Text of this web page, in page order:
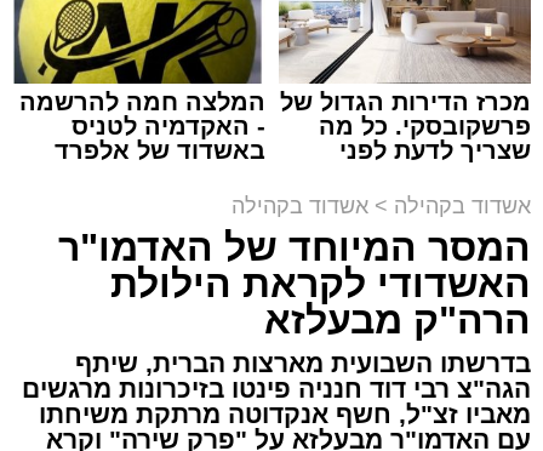
תגים:המרכז למורשת, "מהות"
ימים ספורים לתום בין הזמנים אב שהיה גדוש
בפעילויות שונות ומגוונות, במוצאי שבת הקרוב,
מלכה על ידי "המרכז למורשת" בראשות מ"מ ראש
העיר הרב אבי אמסלם בשיתוף הרשות העירונית
'מהות' בראשות חבר מועצת העיר הרב מני אזולאי.
האירוע הענק יתקיים כאמור ע"י 'המרכז למורשת'
ובשיתוף רשת ישיבות בין הזמנים 'חזון עובדיה'
מבית הרשות העירונית 'מהות' במסגרתה פועלות
עשרות נקודות של ישיבות בין הזמנים ברחבי העיר
מכרז הדירות הגדול של
פרשקובסקי. כל מה
שצריך לדעת לפני
באשדוד
המלצה חמה להרשמה
- האקדמיה לטניס
באשדוד של אלפרד
אשדוד בקהילה > אשדוד בקהילה
המסר המיוחד של האדמו"ר
האשדודי לקראת הילולת
הרה"ק מבעלזא
בדרשתו השבועית מארצות הברית, שיתף
הגה"צ רבי דוד חנניה פינטו בזיכרונות מרגשים
מאביו זצ"ל, חשף אנקדוטה מרתקת משיחתו
עם האדמו"ר מבעלזא על "פרק שירה" וקרא